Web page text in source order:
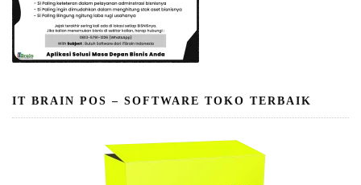
IT BRAIN POS – SOFTWARE TOKO TERBAIK